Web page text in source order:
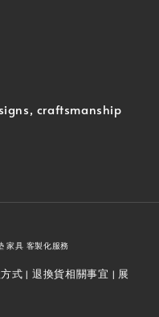
craftsmanship
家具 客製化服務
式 | 退換貨相關事宜 | 展